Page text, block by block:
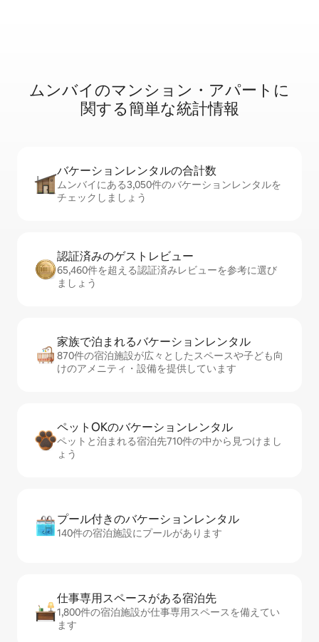
ムンバイのマ⁠ン⁠シ⁠ョ⁠ン・ア⁠パ⁠ー⁠ト⁠に
関⁠す⁠る簡⁠単⁠な統⁠計⁠情⁠報
バケーションレ⁠ン⁠タ⁠ル⁠の合⁠計⁠数
ムンバイにある3,050件のバケーションレンタルを
チェックしましょう
認証済みのゲ⁠ス⁠ト⁠レ⁠ビ⁠ュ⁠ー
65,460件を超える認証済みレビューを参考に選び
ましょう
家族で泊まれるバ⁠ケ⁠ー⁠シ⁠ョ⁠ンレ⁠ン⁠タ⁠ル
870件の宿泊施設が広々としたスペースや子ども向
けのアメニティ・設備を提供しています
ペットOKのバ⁠ケ⁠ー⁠シ⁠ョ⁠ンレ⁠ン⁠タ⁠ル
ペットと泊まれる宿泊先710件の中から見つけまし
ょう
プール付きのバ⁠ケ⁠ー⁠シ⁠ョ⁠ンレ⁠ン⁠タ⁠ル
140件の宿泊施設にプールがあります
仕事専用ス⁠ペ⁠ー⁠スがあ⁠る宿⁠泊⁠先
1,800件の宿泊施設が仕事専用スペースを備えてい
ます